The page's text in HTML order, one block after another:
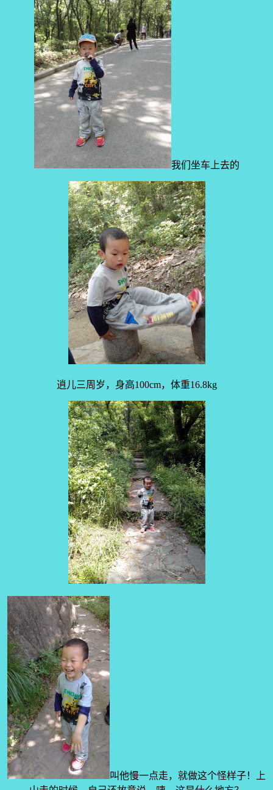
我们坐车上去的
逍儿三周岁，身高100cm，体重16.8kg
叫他慢一点走，就做这个怪样子！上